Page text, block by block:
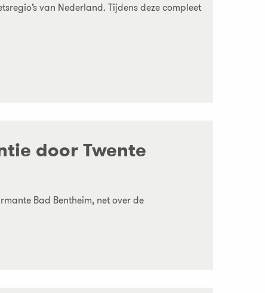
van Nederland. Tijdens deze compleet
door Twente
Bad Bentheim, net over de